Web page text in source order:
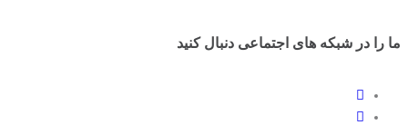
ما را در شبکه های اجتماعی دنبال کنید